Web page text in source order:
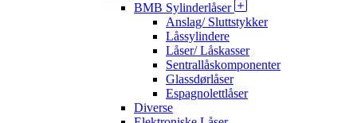
BMB Sylinderlåser
Anslag/ Sluttstykker
Låssylindere
Låser/ Låskasser
Sentrallåskomponenter
Glassdørlåser
Espagnolettlåser
Diverse